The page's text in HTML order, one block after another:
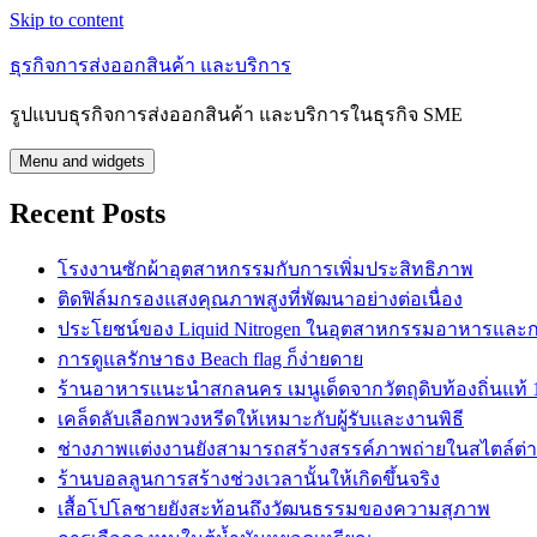
Skip to content
ธุรกิจการส่งออกสินค้า และบริการ
รูปแบบธุรกิจการส่งออกสินค้า และบริการในธุรกิจ SME
Menu and widgets
Recent Posts
โรงงานซักผ้าอุตสาหกรรมกับการเพิ่มประสิทธิภาพ
ติดฟิล์มกรองแสงคุณภาพสูงที่พัฒนาอย่างต่อเนื่อง
ประโยชน์ของ Liquid Nitrogen ในอุตสาหกรรมอาหารและ
การดูแลรักษาธง Beach flag ก็ง่ายดาย
ร้านอาหารแนะนำสกลนคร เมนูเด็ดจากวัตถุดิบท้องถิ่นแท้
เคล็ดลับเลือกพวงหรีดให้เหมาะกับผู้รับและงานพิธี
ช่างภาพแต่งงานยังสามารถสร้างสรรค์ภาพถ่ายในสไตล์ต่า
ร้านบอลลูนการสร้างช่วงเวลานั้นให้เกิดขึ้นจริง
เสื้อโปโลชายยังสะท้อนถึงวัฒนธรรมของความสุภาพ